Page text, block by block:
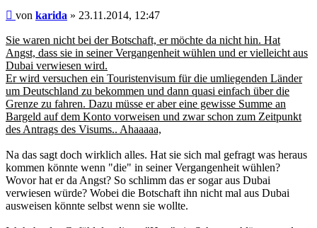
Beitrag
von karida » 23.11.2014, 12:47
Sie waren nicht bei der Botschaft, er möchte da nicht hin. Hat
Angst, dass sie in seiner Vergangenheit wühlen und er vielleicht aus
Dubai verwiesen wird.
Er wird versuchen ein Touristenvisum für die umliegenden Länder
um Deutschland zu bekommen und dann quasi einfach über die
Grenze zu fahren. Dazu müsse er aber eine gewisse Summe an
Bargeld auf dem Konto vorweisen und zwar schon zum Zeitpunkt
des Antrags des Visums.. Ahaaaaa,
Na das sagt doch wirklich alles. Hat sie sich mal gefragt was heraus
kommen könnte wenn "die" in seiner Vergangenheit wühlen?
Wovor hat er da Angst? So schlimm das er sogar aus Dubai
verwiesen würde? Wobei die Botschaft ihn nicht mal aus Dubai
ausweisen könnte selbst wenn sie wollte.